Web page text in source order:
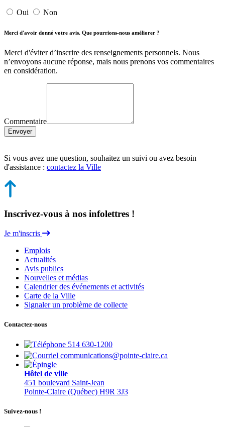
Oui Non
Merci d'avoir donné votre avis. Que pourrions-nous améliorer ?
Merci d'éviter d’inscrire des renseignements personnels. Nous
n’envoyons aucune réponse, mais nous prenons vos commentaires
en considération.
Commentaire
Envoyer
Si vous avez une question, souhaitez un suivi ou avez besoin
d'assistance : contactez la Ville
Inscrivez-vous à nos infolettres !
Je m'inscris
Emplois
Actualités
Avis publics
Nouvelles et médias
Calendrier des événements et activités
Carte de la Ville
Signaler un problème de collecte
Contactez-nous
514 630-1200
communications@pointe-claire.ca
Hôtel de ville
451 boulevard Saint-Jean
Pointe-Claire (Québec) H9R 3J3
Suivez-nous !